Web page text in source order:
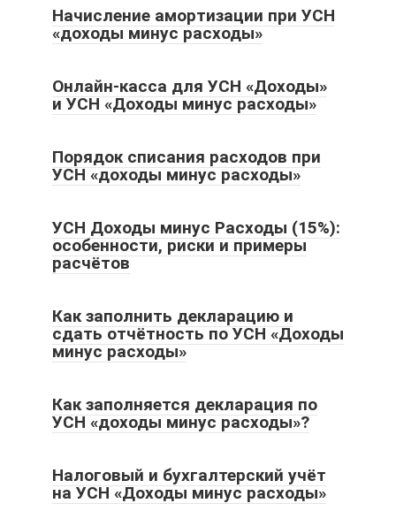
Начисление амортизации при УСН
«доходы минус расходы»
Онлайн-касса для УСН «Доходы»
и УСН «Доходы минус расходы»
Порядок списания расходов при
УСН «доходы минус расходы»
УСН Доходы минус Расходы (15%):
особенности, риски и примеры
расчётов
Как заполнить декларацию и
сдать отчётность по УСН «Доходы
минус расходы»
Как заполняется декларация по
УСН «доходы минус расходы»?
Налоговый и бухгалтерский учёт
на УСН «Доходы минус расходы»